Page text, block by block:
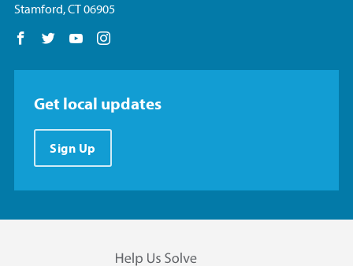
Stamford, CT 06905
Follow us on Facebook
Follow us on Twitter
Follow us on YouTube
Get local updates
Sign Up